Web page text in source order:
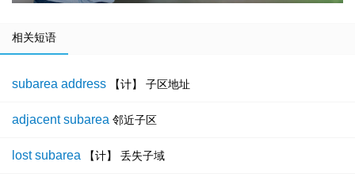
相关短语
subarea address 【计】 子区地址
adjacent subarea 邻近子区
lost subarea 【计】 丢失子域